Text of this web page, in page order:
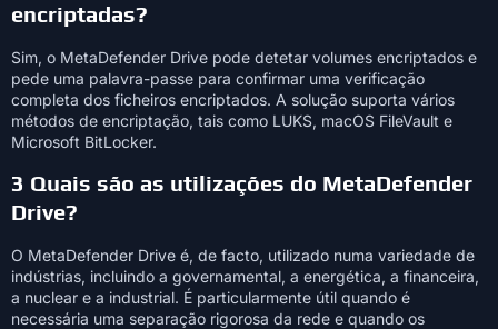
encriptadas?
Sim, o MetaDefender Drive pode detetar volumes encriptados e
pede uma palavra-passe para confirmar uma verificação
completa dos ficheiros encriptados. A solução suporta vários
métodos de encriptação, tais como LUKS, macOS FileVault e
Microsoft BitLocker.
3 Quais são as utilizações do MetaDefender
Drive?
O MetaDefender Drive é, de facto, utilizado numa variedade de
indústrias, incluindo a governamental, a energética, a financeira,
a nuclear e a industrial. É particularmente útil quando é
necessária uma separação rigorosa da rede e quando os